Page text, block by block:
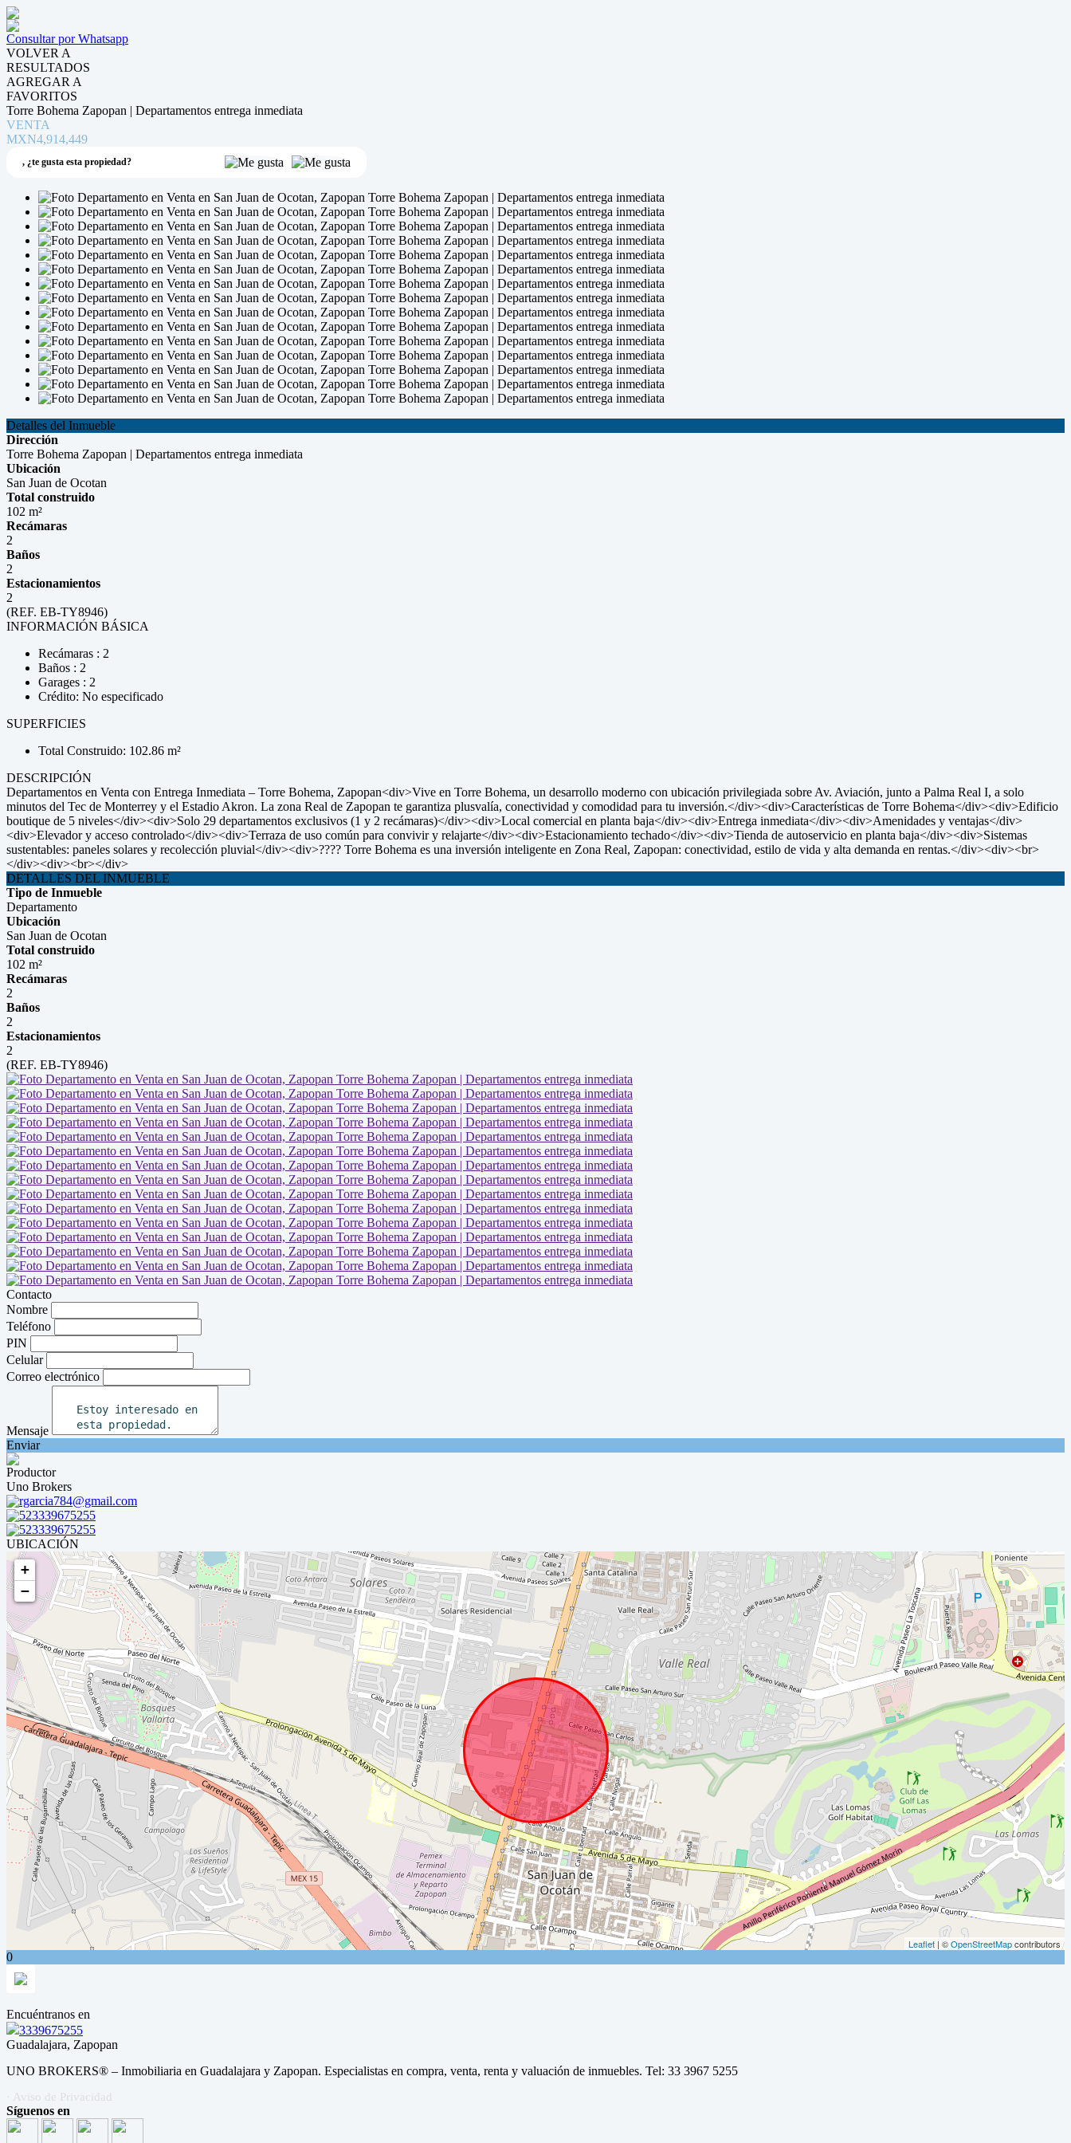
Consultar por Whatsapp
VOLVER A
RESULTADOS
AGREGAR A
FAVORITOS
Torre Bohema Zapopan | Departamentos entrega inmediata
VENTA
MXN4,914,449
, ¿te gusta esta propiedad?
Detalles del Inmueble
Dirección
Torre Bohema Zapopan | Departamentos entrega inmediata
Ubicación
San Juan de Ocotan
Total construido
102 m²
Recámaras
2
Baños
2
Estacionamientos
2
(REF. EB-TY8946)
INFORMACIÓN BÁSICA
Recámaras : 2
Baños : 2
Garages : 2
Crédito: No especificado
SUPERFICIES
Total Construido: 102.86 m²
DESCRIPCIÓN
Departamentos en Venta con Entrega Inmediata – Torre Bohema, Zapopan<div>Vive en Torre Bohema, un desarrollo moderno con ubicación privilegiada sobre Av. Aviación, junto a Palma Real I, a solo
minutos del Tec de Monterrey y el Estadio Akron. La zona Real de Zapopan te garantiza plusvalía, conectividad y comodidad para tu inversión.</div><div>Características de Torre Bohema</div><div>Edificio
boutique de 5 niveles</div><div>Solo 29 departamentos exclusivos (1 y 2 recámaras)</div><div>Local comercial en planta baja</div><div>Entrega inmediata</div><div>Amenidades y ventajas</div>
<div>Elevador y acceso controlado</div><div>Terraza de uso común para convivir y relajarte</div><div>Estacionamiento techado</div><div>Tienda de autoservicio en planta baja</div><div>Sistemas
sustentables: paneles solares y recolección pluvial</div><div>???? Torre Bohema es una inversión inteligente en Zona Real, Zapopan: conectividad, estilo de vida y alta demanda en rentas.</div><div><br>
</div><div><br></div>
DETALLES DEL INMUEBLE
Tipo de Inmueble
Departamento
Ubicación
San Juan de Ocotan
Total construido
102 m²
Recámaras
2
Baños
2
Estacionamientos
2
(REF. EB-TY8946)
Contacto
Nombre
Teléfono
PIN
Celular
Correo electrónico
Mensaje
Enviar
Productor
Uno Brokers
rgarcia784@gmail.com
523339675255
523339675255
UBICACIÓN
+
−
Leaflet | ©OpenStreetMapcontributors
0
Encuéntranos en
3339675255
Guadalajara, Zapopan
UNO BROKERS® – Inmobiliaria en Guadalajara y Zapopan. Especialistas en compra, venta, renta y valuación de inmuebles. Tel: 33 3967 5255
· Aviso de Privacidad
Síguenos en